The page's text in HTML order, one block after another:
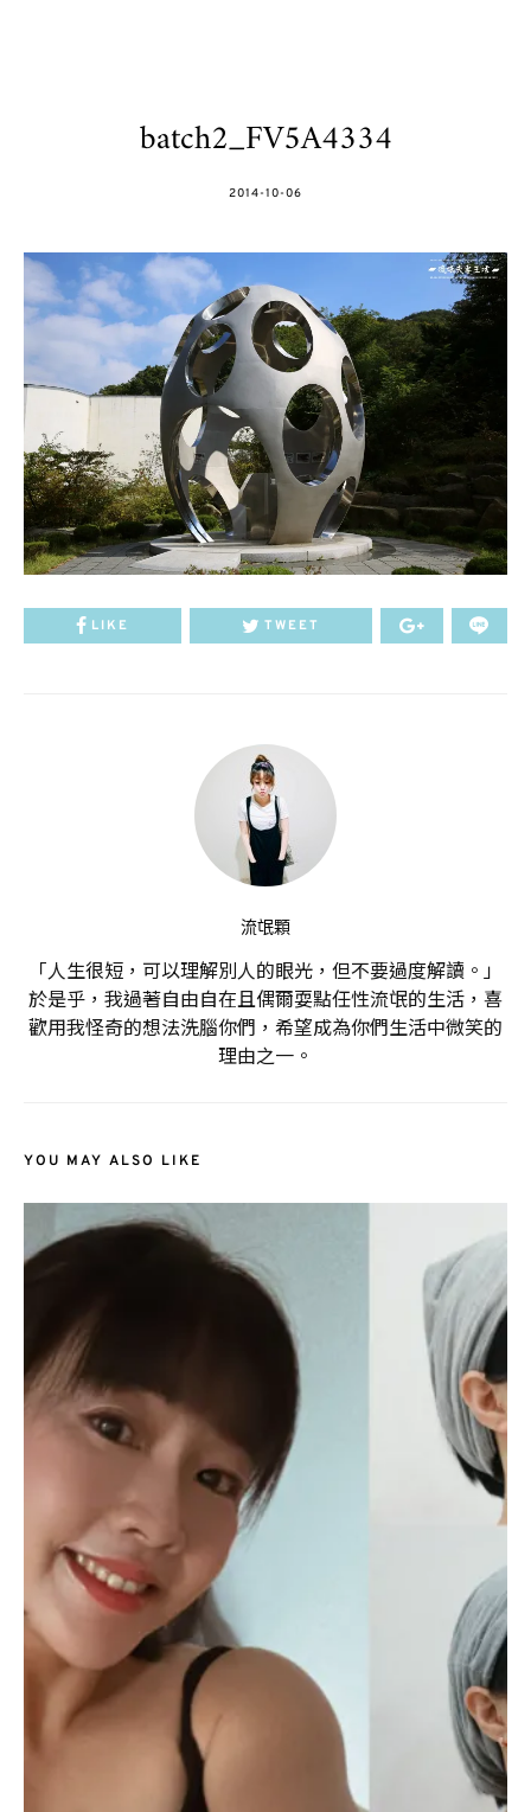
batch2_FV5A4334
POSTED
2014-10-06
LIKE TWEET
流氓顆
「人生很短，可以理解別人的眼光，但不要過度解讀。」
於是乎，我過著自由自在且偶爾耍點任性流氓的生活，喜
歡用我怪奇的想法洗腦你們，希望成為你們生活中微笑的
理由之一。
YOU MAY ALSO LIKE